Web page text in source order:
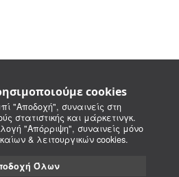
cookies
"Αποδοχή", συναινείς στη
στατιστικής και μάρκετινγκ.
"Απόρριψη", συναινείς μόνο
& λειτουργικών cookies.
Όλων